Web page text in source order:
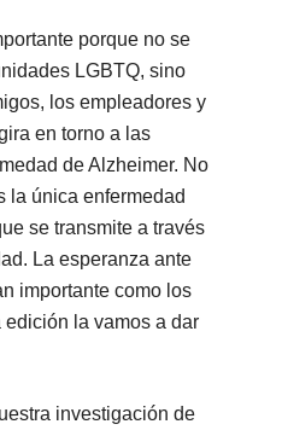
porque no se
LGBTQ, sino
los empleadores y
en torno a las
de Alzheimer. No
la única enfermedad
se transmite a través
La esperanza ante
importante como los
la vamos a dar
investigación de